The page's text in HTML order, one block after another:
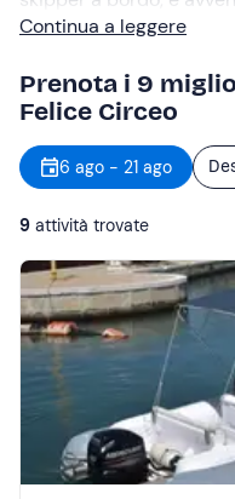
principali attrazioni
Continua a leggere
Prenota i 9
Felice Circeo
6 ago - 21 ago
9 attività trovate